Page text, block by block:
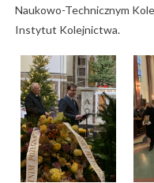
Naukowo-Technicznym
Instytut Kolejnictwa.